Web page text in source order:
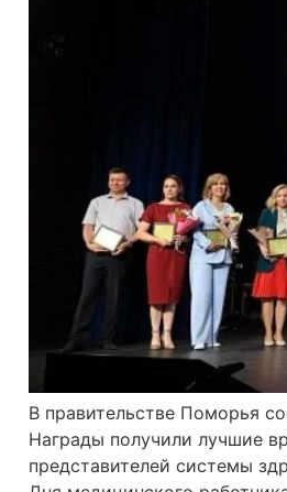
В правительстве Поморья
Награды получили лучшие
представителей системы